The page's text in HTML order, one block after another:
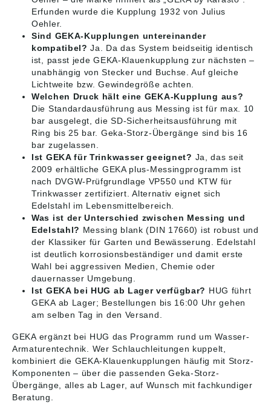
Erfunden wurde die Kupplung 1932 von Julius
Oehler.
Sind GEKA-Kupplungen untereinander
kompatibel? Ja. Da das System beidseitig identisch
ist, passt jede GEKA-Klauenkupplung zur nächsten –
unabhängig von Stecker und Buchse. Auf gleiche
Lichtweite bzw. Gewindegröße achten.
Welchen Druck hält eine GEKA-Kupplung aus?
Die Standardausführung aus Messing ist für max. 10
bar ausgelegt, die SD-Sicherheitsausführung mit
Ring bis 25 bar. Geka-Storz-Übergänge sind bis 16
bar zugelassen.
Ist GEKA für Trinkwasser geeignet? Ja, das seit
2009 erhältliche GEKA plus-Messingprogramm ist
nach DVGW-Prüfgrundlage VP550 und KTW für
Trinkwasser zertifiziert. Alternativ eignet sich
Edelstahl im Lebensmittelbereich.
Was ist der Unterschied zwischen Messing und
Edelstahl? Messing blank (DIN 17660) ist robust und
der Klassiker für Garten und Bewässerung. Edelstahl
ist deutlich korrosionsbeständiger und damit erste
Wahl bei aggressiven Medien, Chemie oder
dauernasser Umgebung.
Ist GEKA bei HUG ab Lager verfügbar? HUG führt
GEKA ab Lager; Bestellungen bis 16:00 Uhr gehen
am selben Tag in den Versand.
GEKA ergänzt bei HUG das Programm rund umWasser-
Armaturentechnik . Wer Schlauchleitungen kuppelt,
kombiniert die GEKA-Klauenkupplungen häufig mit Storz-
Komponenten – über die passendenGeka-Storz-
Übergänge , alles ab Lager, auf Wunsch mit fachkundiger
Beratung.